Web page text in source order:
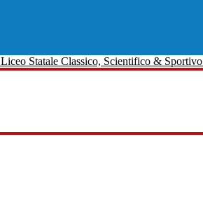
Liceo Statale Classico, Scientifico & Sportivo